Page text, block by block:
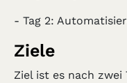
- Tag 2:
Ziele
Ziel ist es nach zwei